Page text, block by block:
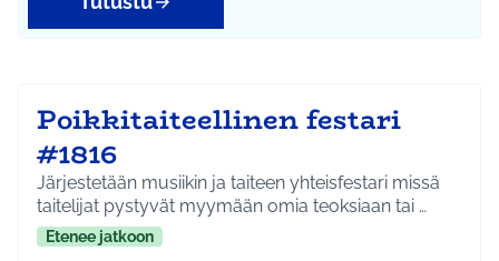
Poikkitaiteellinen festari
#1816
Järjestetään musiikin ja taiteen yhteisfestari missä
taitelijat pystyvät myymään omia teoksiaan tai …
Etenee jatkoon